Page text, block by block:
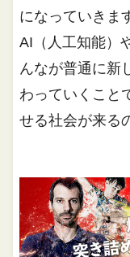
になっていきま
AI（人工知能）
んなが普通に新
わっていくこと
せる社会が来る